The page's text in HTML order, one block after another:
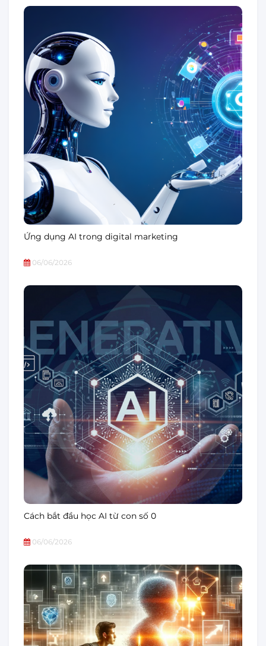
Ứng dụng AI trong digital marketing
06/06/2026
Cách bắt đầu học AI từ con số 0
06/06/2026